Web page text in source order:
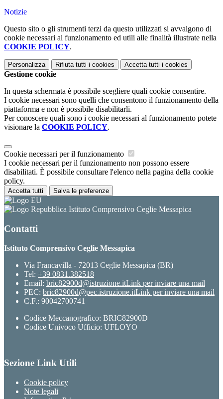
Notizie
Questo sito o gli strumenti terzi da questo utilizzati si avvalgono di
cookie necessari al funzionamento ed utili alle finalità illustrate nella
COOKIE POLICY.
Personalizza Rifiuta tutti i cookies Accetta tutti i cookies
Gestione cookie
In questa schermata è possibile scegliere quali cookie consentire.
I cookie necessari sono quelli che consentono il funzionamento della
piattaforma e non è possibile disabilitarli.
Per conoscere quali sono i cookie necessari al funzionamento potete
visionare la COOKIE POLICY.
Cookie necessari per il funzionamento
I cookie necessari per il funzionamento non possono essere
disabilitati. È possibile consultare l'elenco nella pagina della cookie
policy.
Accetta tutti Salva le preferenze
Istituto Comprensivo Ceglie Messapica
Contatti
Istituto Comprensivo Ceglie Messapica
Via Francavilla - 72013 Ceglie Messapica (BR)
Tel: +39 0831.382518
Email: bric82900d@istruzione.itLink per inviare una mail
PEC: bric82900d@pec.istruzione.itLink per inviare una mail
C.F.: 90042700741
Codice Meccanografico: BRIC82900D
Codice Univoco Ufficio: UFLOYO
Sezione Link Utili
Cookie policy
Note legali